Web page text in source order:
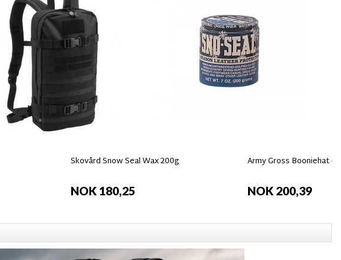
Skovård Snow Seal Wax 200g
NOK 180,25
Army Gross Booniehat -
NOK 200,39